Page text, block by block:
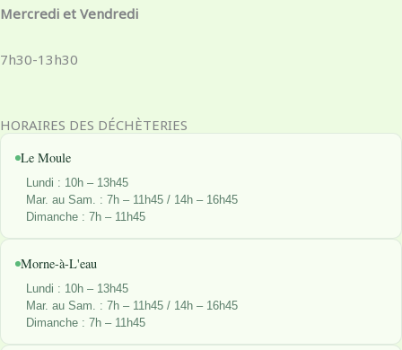
- m
Mercredi et Vendredi
7h30-13h30
HORAIRES DES DÉCHÈTERIES
Le Moule
Lundi : 10h – 13h45
Mar. au Sam. : 7h – 11h45 / 14h – 16h45
Dimanche : 7h – 11h45
Morne-à-L'eau
Lundi : 10h – 13h45
Mar. au Sam. : 7h – 11h45 / 14h – 16h45
Dimanche : 7h – 11h45